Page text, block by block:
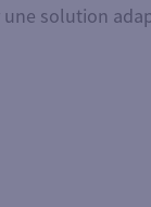
solution